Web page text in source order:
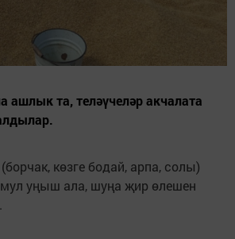
ашлык та, теләүчеләр акчалата
көзге бодай, арпа, солы)
уңыш ала, шуңа җир өлешен